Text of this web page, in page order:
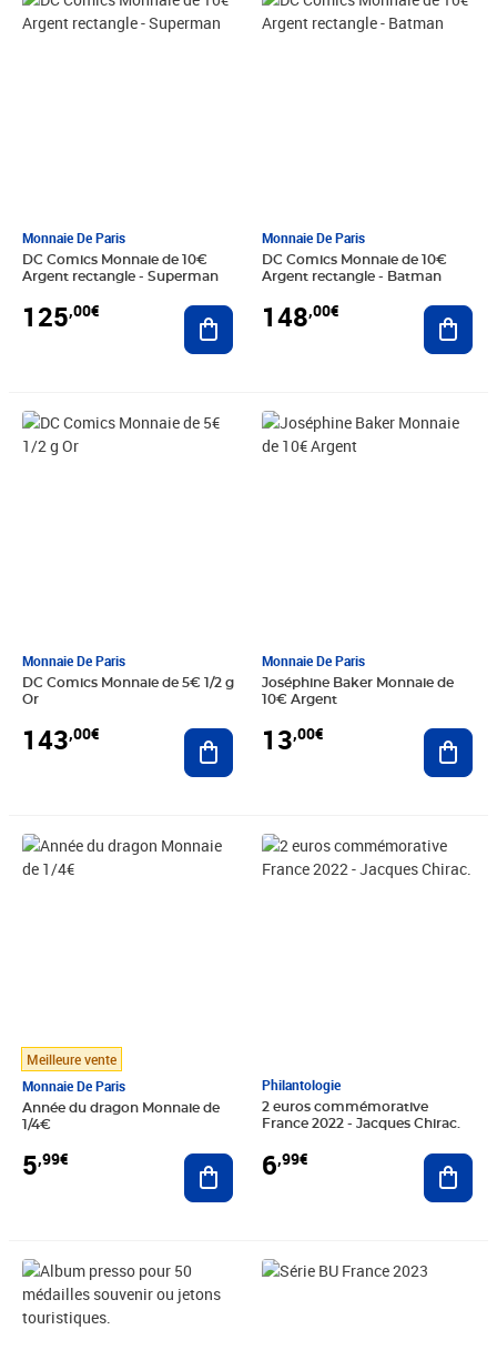
Monnaie De Paris
DC Comics Monnaie de 10€
Argent rectangle - Superman
125,00€ Ajouter au panier
Monnaie De Paris
DC Comics Monnaie de 10€
Argent rectangle - Batman
148,00€
Monnaie De Paris
DC Comics Monnaie de 5€ 1/2 g
Or
143,00€
Prix 143,00€
Ajouter au panier
Monnaie De Paris
Joséphine Baker Monnaie de
10€ Argent
13,00€
Prix 13,00€
Meilleure vente
Monnaie De Paris
Année du dragon Monnaie de
1/4€
5,99€
Prix 5,99€
Ajouter au panier
Philantologie
2 euros commémorative
France 2022 - Jacques Chirac.
6,99€
Prix 6,99€
Prix barré 14,99€
Prix 12,74€ Prix 48,00€